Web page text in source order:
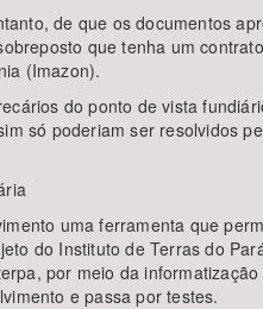
de que os documentos
que tenha um
(Imazon).
do ponto de vista
só poderiam ser resolvidos
uma ferramenta que
do Instituto de Terras do
por meio da
e passa por testes.